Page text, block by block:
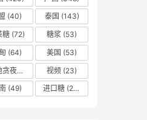
(40) 泰国 (143)
糖 (72) 糖浆 (53)
(64) 美国 (53)
草地贪夜蛾 视频 (23)
(49) 进口糖 (236)